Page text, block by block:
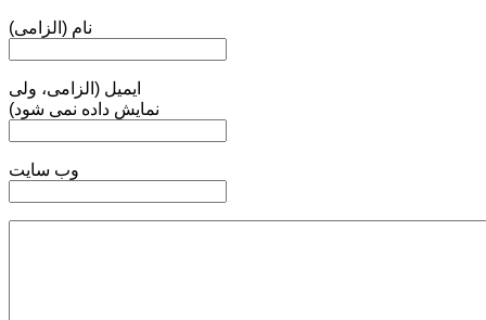
نام (الزامی)
ایمیل (الزامی، ولی
نمایش داده نمی شود)
وب سایت